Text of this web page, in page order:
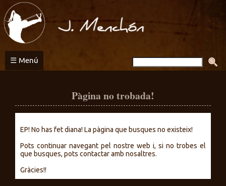
Activitats
de
tir
tradicional
☰ Menú
Pàgina no trobada!
EP! No has fet diana! La pàgina que busques no existeix!
Pots continuar navegant pel nostre web i, si no trobes el
que busques, pots contactar amb nosaltres.
Gràcies!!